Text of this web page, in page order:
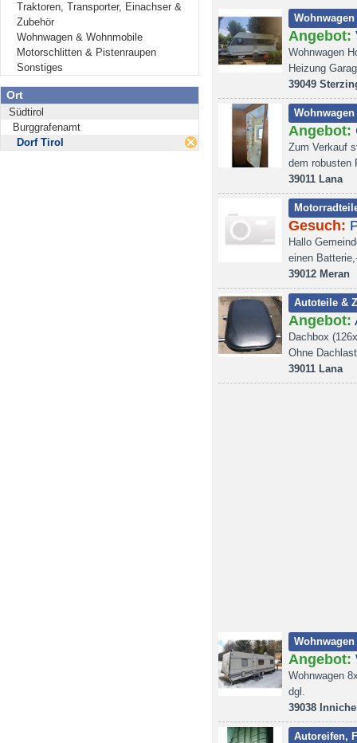
Traktoren, Transporter, Einachser &
Zubehör
Wohnwagen & Wohnmobile
Motorschlitten & Pistenraupen
Sonstiges
Ort
Südtirol
Burggrafenamt
Dorf Tirol
Angebot:
Wohnwagen
Heizung
39049
Angebot:
Zum Verkauf
dem robusten
39011 Lana
Gesuch:
Hallo
einen
39012 Meran
Autoteile &
Angebot:
Dachbox
Ohne
39011 Lana
Angebot:
Wohnwagen
dgl.
39038
Autoreifen,